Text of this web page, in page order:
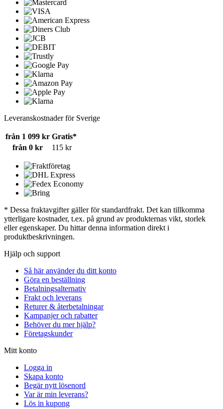
Leveranskostnader för Sverige
från 1 099 kr Gratis*
från 0 kr
115 kr
* Dessa fraktavgifter gäller för standardfrakt. Det kan tillkomma
ytterligare kostnader, t.ex. på grund av produkternas vikt, storlek
eller egenskaper. Du hittar denna information direkt i
produktbeskrivningen.
Hjälp och support
Så här använder du ditt konto
Göra en beställning
Betalningsalternativ
Frakt och leverans
Returer & återbetalningar
Kampanjer och rabatter
Behöver du mer hjälp?
Företagskunder
Mitt konto
Logga in
Skapa konto
Begär nytt lösenord
Var är min leverans?
Lös in kupong